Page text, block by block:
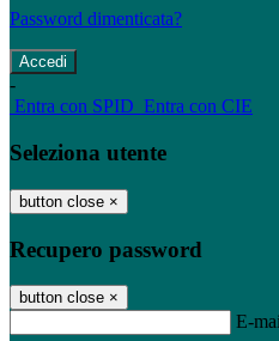
Password dimenticata?
-
Entra con SPID Entra con CIE
Seleziona utente
button close ×
Recupero password
button close ×
E-